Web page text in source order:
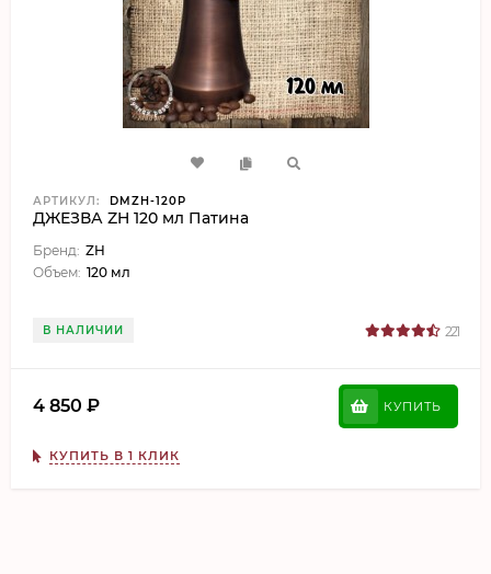
АРТИКУЛ: DMZH-120P
ДЖЕЗВА ZH 120 мл Патина
Бренд: ZH
Объем: 120 мл
В НАЛИЧИИ 221
4 850 ₽ КУПИТЬ
КУПИТЬ В 1 КЛИК